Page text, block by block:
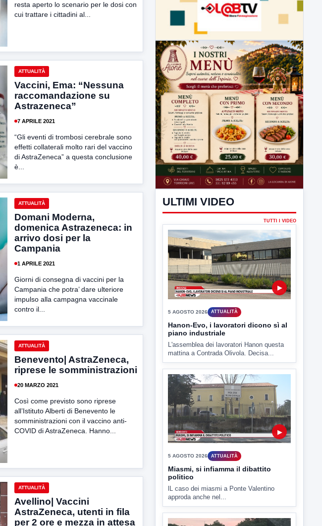
resta aperto lo scenario per le dosi con
cui trattare i cittadini al...
ATTUALITÀ
Vaccini, Ema: “Nessuna
raccomandazione su
Astrazeneca”
7 APRILE 2021
“Gli eventi di trombosi cerebrale sono
effetti collaterali molto rari del vaccino
di AstraZeneca” a questa conclusione
è...
ATTUALITÀ
Domani Moderna,
domenica Astrazeneca: in
arrivo dosi per la
Campania
1 APRILE 2021
Giorni di consegna di vaccini per la
Campania che potra’ dare ulteriore
impulso alla campagna vaccinale
contro il...
ATTUALITÀ
Benevento| AstraZeneca,
riprese le somministrazioni
20 MARZO 2021
Così come previsto sono riprese
all’Istituto Alberti di Benevento le
somministrazioni con il vaccino anti-
COVID di AstraZeneca. Hanno...
ATTUALITÀ
Avellino| Vaccini
AstraZeneca, utenti in fila
per 2 ore e mezza in attesa
ULTIMI VIDEO
TUTTI I VIDEO
▶
5 AGOSTO 2026 ATTUALITÀ
Hanon-Evo, i lavoratori dicono sì al
piano industriale
L'assemblea dei lavoratori Hanon questa
mattina a Contrada Olivola. Decisa...